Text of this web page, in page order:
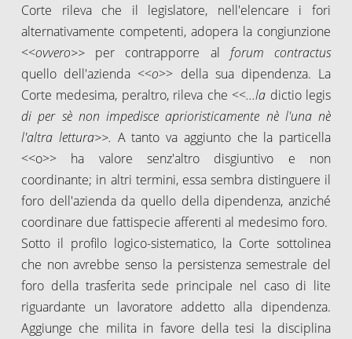
Corte rileva che il legislatore, nell'elencare i fori
alternativamente competenti, adopera la congiunzione
<<ovvero>> per contrapporre al forum contractus
quello dell'azienda <<o>> della sua dipendenza. La
Corte medesima, peraltro, rileva che <<...la dictio legis
di per sè non impedisce aprioristicamente nè l'una nè
l'altra lettura>>. A tanto va aggiunto che la particella
<<o>> ha valore senz'altro disgiuntivo e non
coordinante; in altri termini, essa sembra distinguere il
foro dell'azienda da quello della dipendenza, anziché
coordinare due fattispecie afferenti al medesimo foro.
Sotto il profilo logico-sistematico, la Corte sottolinea
che non avrebbe senso la persistenza semestrale del
foro della trasferita sede principale nel caso di lite
riguardante un lavoratore addetto alla dipendenza.
Aggiunge che milita in favore della tesi la disciplina